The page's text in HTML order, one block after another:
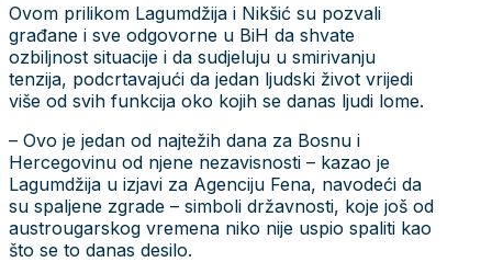
Ovom prilikom Lagumdžija i Nikšić su pozvali
građane i sve odgovorne u BiH da shvate
ozbiljnost situacije i da sudjeluju u smirivanju
tenzija, podcrtavajući da jedan ljudski život vrijedi
više od svih funkcija oko kojih se danas ljudi lome.
– Ovo je jedan od najtežih dana za Bosnu i
Hercegovinu od njene nezavisnosti – kazao je
Lagumdžija u izjavi za Agenciju Fena, navodeći da
su spaljene zgrade – simboli državnosti, koje još od
austrougarskog vremena niko nije uspio spaliti kao
što se to danas desilo.